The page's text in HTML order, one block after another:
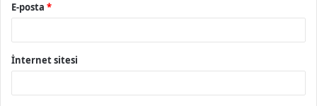
E-posta *
İnternet sitesi